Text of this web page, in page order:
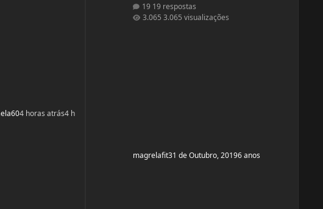
4 horas atrás4 h
2 ciclos de oxandrolona 1 em 2016(6
semanas) e outro 2017.(6 semanas) , mas o
19 respostas
3.065 visualizações
magrelafit31 de Outubro, 20196 anos